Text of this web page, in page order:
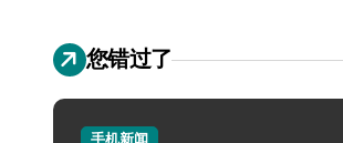
您错过了
手机新闻